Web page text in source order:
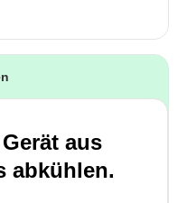
aus
abkühlen.